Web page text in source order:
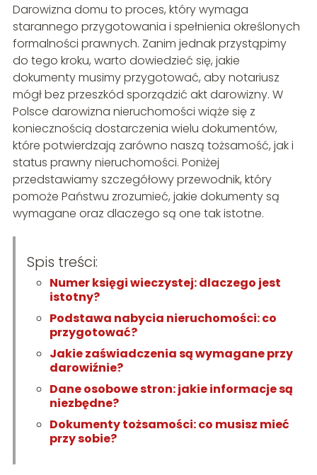
Darowizna domu to proces, który wymaga
starannego przygotowania i spełnienia określonych
formalności prawnych. Zanim jednak przystąpimy
do tego kroku, warto dowiedzieć się, jakie
dokumenty musimy przygotować, aby notariusz
mógł bez przeszkód sporządzić akt darowizny. W
Polsce darowizna nieruchomości wiąże się z
koniecznością dostarczenia wielu dokumentów,
które potwierdzają zarówno naszą tożsamość, jak i
status prawny nieruchomości. Poniżej
przedstawiamy szczegółowy przewodnik, który
pomoże Państwu zrozumieć, jakie dokumenty są
wymagane oraz dlaczego są one tak istotne.
Spis treści:
Numer księgi wieczystej: dlaczego jest
istotny?
Podstawa nabycia nieruchomości: co
przygotować?
Jakie zaświadczenia są wymagane przy
darowiźnie?
Dane osobowe stron: jakie informacje są
niezbędne?
Dokumenty tożsamości: co musisz mieć
przy sobie?